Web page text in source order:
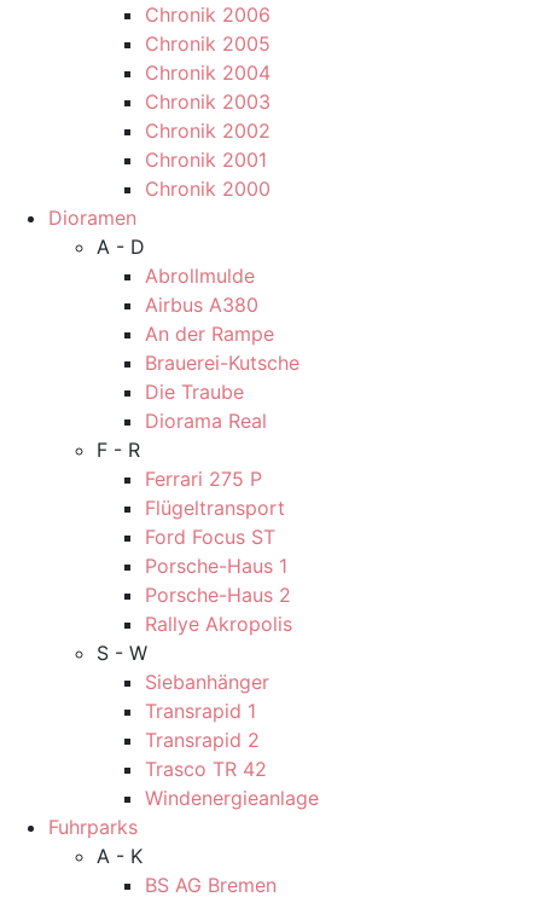
Chronik 2006
Chronik 2005
Chronik 2004
Chronik 2003
Chronik 2002
Chronik 2001
Chronik 2000
Dioramen
A - D
Abrollmulde
Airbus A380
An der Rampe
Brauerei-Kutsche
Die Traube
Diorama Real
F - R
Ferrari 275 P
Flügeltransport
Ford Focus ST
Porsche-Haus 1
Porsche-Haus 2
Rallye Akropolis
S - W
Siebanhänger
Transrapid 1
Transrapid 2
Trasco TR 42
Windenergieanlage
Fuhrparks
A - K
BS AG Bremen